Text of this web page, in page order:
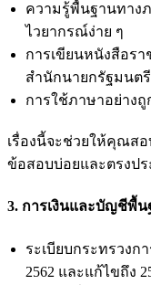
ความรู้พื้นฐานทาง
ไวยากรณ์ง่าย ๆ
การเขียนหนังสือร
สำนักนายกรัฐมนตรี
การใช้ภาษาอย่าง
เรื่องนี้จะช่วยให้คุณส
ข้อสอบบ่อยและตรงปร
3. การเงินและบัญชีพื้น
ระเบียบกระทรวงก
2562 และแก้ไขถึง